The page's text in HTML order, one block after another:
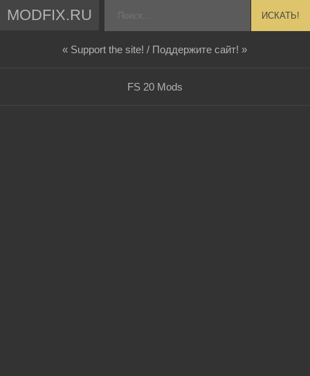
MODFIX.RU ИСКАТЬ!
« Support the site! / Поддержите сайт! »
FS 20 Mods